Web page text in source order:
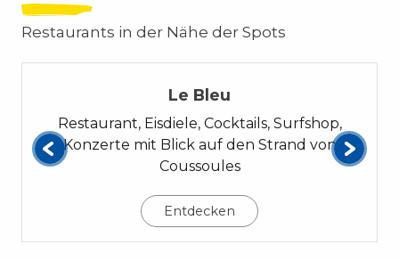
Restaurants in der Nähe der Spots
Le Bleu
Restaurant, Eisdiele, Cocktails, Surfshop,
Konzerte mit Blick auf den Strand von
Coussoules
Entdecken